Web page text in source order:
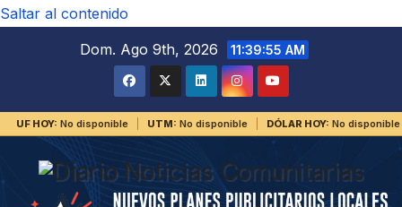
Saltar al contenido
Dom. Ago 9th, 2026
11:39:55 AM
UF HOY: No disponible UTM: No disponible DÓLAR HOY: No disponible